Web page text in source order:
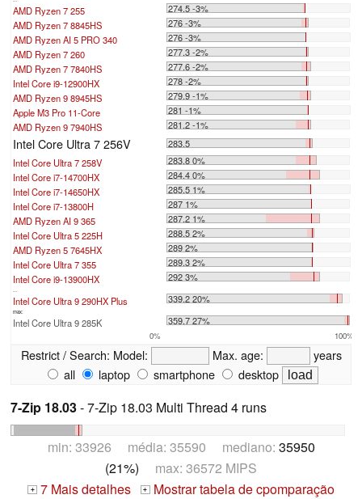
AMD Ryzen 7 255
274.5 -3%
AMD Ryzen 7 8845HS
276 -3%
AMD Ryzen AI 5 PRO 340
276 -3%
AMD Ryzen 7 260
277.3 -2%
AMD Ryzen 7 7840HS
277.6 -2%
Intel Core i9-12900HX
278 -2%
AMD Ryzen 9 8945HS
279.9 -1%
Apple M3 Pro 11-Core
281 -1%
AMD Ryzen 9 7940HS
281.2 -1%
Intel Core Ultra 7 256V
283.5
Intel Core Ultra 7 258V
283.8 0%
Intel Core i7-14700HX
284.4 0%
Intel Core i7-14650HX
285.5 1%
Intel Core i7-13800H
287 1%
AMD Ryzen AI 9 365
287.2 1%
Intel Core Ultra 5 225H
288.5 2%
AMD Ryzen 5 7645HX
289 2%
Intel Core Ultra 7 355
289.3 2%
Intel Core i9-13900HX
292 3%
Intel Core Ultra 9 290HX Plus 339.2 20%
max:
Intel Core Ultra 9 285K 359.7 27%
0% 100%
Restrict / Search: Model: Max. age:
years
all
laptop smartphone desktop
7-Zip 18.03- 7-Zip 18.03 Multi Thread 4 runs
min: 33926 média: 35590 mediano: 35950
(21%) max: 36572 MIPS
+ 7 Mais detalhes + Mostrar tabela de cpomparação